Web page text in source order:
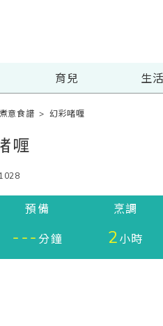
育兒 生活
意食譜 >幻彩啫喱
喱
預備
---分鐘
烹調
2小時